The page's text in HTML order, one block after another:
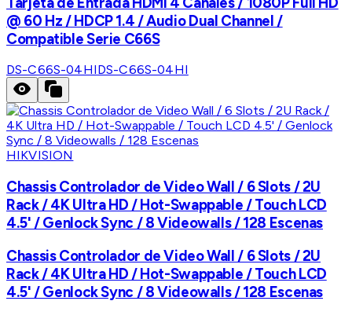
@ 60 Hz / HDCP 1.4 / Audio Dual Channel /
Compatible Serie C66S
DS-C66S-04HIDS-C66S-04HI
HIKVISION
Chassis Controlador de Video Wall / 6 Slots / 2U
Rack / 4K Ultra HD / Hot-Swappable / Touch LCD
4.5' / Genlock Sync / 8 Videowalls / 128 Escenas
Chassis Controlador de Video Wall / 6 Slots / 2U
Rack / 4K Ultra HD / Hot-Swappable / Touch LCD
4.5' / Genlock Sync / 8 Videowalls / 128 Escenas